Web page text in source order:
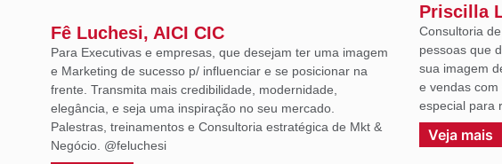
Fê Luchesi, AICI CIC
Para Executivas e empresas, que desejam ter uma imagem
e Marketing de sucesso p/ influenciar e se posicionar na
frente. Transmita mais credibilidade, modernidade,
elegância, e seja uma inspiração no seu mercado.
Palestras, treinamentos e Consultoria estratégica de Mkt &
Negócio. @feluchesi
Priscilla
Consultoria
pessoas que
sua imagem
e vendas
especial para
Veja mais